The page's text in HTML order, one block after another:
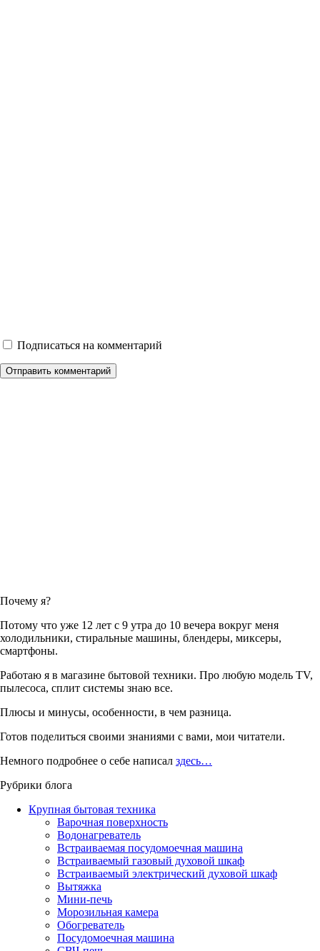
Подписаться на комментарий
Отправить комментарий
Почему я?
Потому что уже 12 лет с 9 утра до 10 вечера вокруг меня
холодильники, стиральные машины, блендеры, миксеры,
смартфоны.
Работаю я в магазине бытовой техники. Про любую модель TV,
пылесоса, сплит системы знаю все.
Плюсы и минусы, особенности, в чем разница.
Готов поделиться своими знаниями с вами, мои читатели.
Немного подробнее о себе написал здесь…
Рубрики блога
Крупная бытовая техника
Варочная поверхность
Водонагреватель
Встраиваемая посудомоечная машина
Встраиваемый газовый духовой шкаф
Встраиваемый электрический духовой шкаф
Вытяжка
Мини-печь
Морозильная камера
Обогреватель
Посудомоечная машина